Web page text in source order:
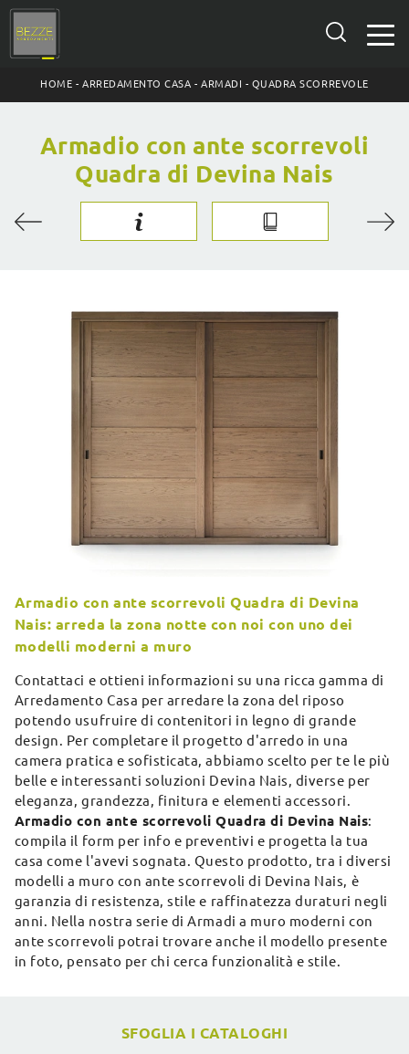
HOME - ARREDAMENTO CASA - ARMADI - QUADRA SCORREVOLE
Armadio con ante scorrevoli
Quadra di Devina Nais
Armadio con ante scorrevoli Quadra di Devina
Nais: arreda la zona notte con noi con uno dei
modelli moderni a muro
Contattaci e ottieni informazioni su una ricca gamma di
Arredamento Casa per arredare la zona del riposo
potendo usufruire di contenitori in legno di grande
design. Per completare il progetto d'arredo in una
camera pratica e sofisticata, abbiamo scelto per te le più
belle e interessanti soluzioni Devina Nais, diverse per
eleganza, grandezza, finitura e elementi accessori.
Armadio con ante scorrevoli Quadra di Devina Nais:
compila il form per info e preventivi e progetta la tua
casa come l'avevi sognata. Questo prodotto, tra i diversi
modelli a muro con ante scorrevoli di Devina Nais, è
garanzia di resistenza, stile e raffinatezza duraturi negli
anni. Nella nostra serie di Armadi a muro moderni con
ante scorrevoli potrai trovare anche il modello presente
in foto, pensato per chi cerca funzionalità e stile.
SFOGLIA I CATALOGHI